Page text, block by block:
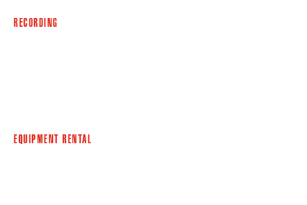
RECORDING
EQUIPMENT RENTAL